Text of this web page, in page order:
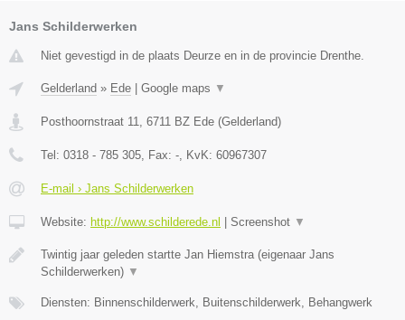
Jans Schilderwerken
Niet gevestigd in de plaats Deurze en in de provincie Drenthe.
Gelderland » Ede Google maps ▼
Posthoornstraat 11 6711 BZ Ede (Gelderland)
Tel: 0318 - 785 305 , Fax: - , KvK: 60967307
E-mail › Jans Schilderwerken
Website: http://www.schilderede.nl Screenshot ▼
Twintig jaar geleden startte Jan Hiemstra (eigenaar Jans
Schilderwerken) ▼
Diensten: Binnenschilderwerk, Buitenschilderwerk, Behangwerk